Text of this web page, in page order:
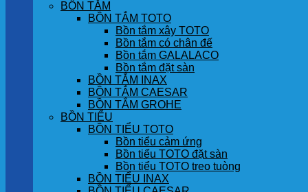
BỒN TẮM
BỒN TẮM TOTO
Bồn tắm xây TOTO
Bồn tắm có chân đế
Bồn tắm GALALACO
Bồn tắm đặt sàn
BỒN TẮM INAX
BỒN TẮM CAESAR
BỒN TẮM GROHE
BỒN TIỂU
BỒN TIỂU TOTO
Bồn tiểu cảm ứng
Bồn tiểu TOTO đặt sàn
Bồn tiểu TOTO treo tuòng
BỒN TIỂU INAX